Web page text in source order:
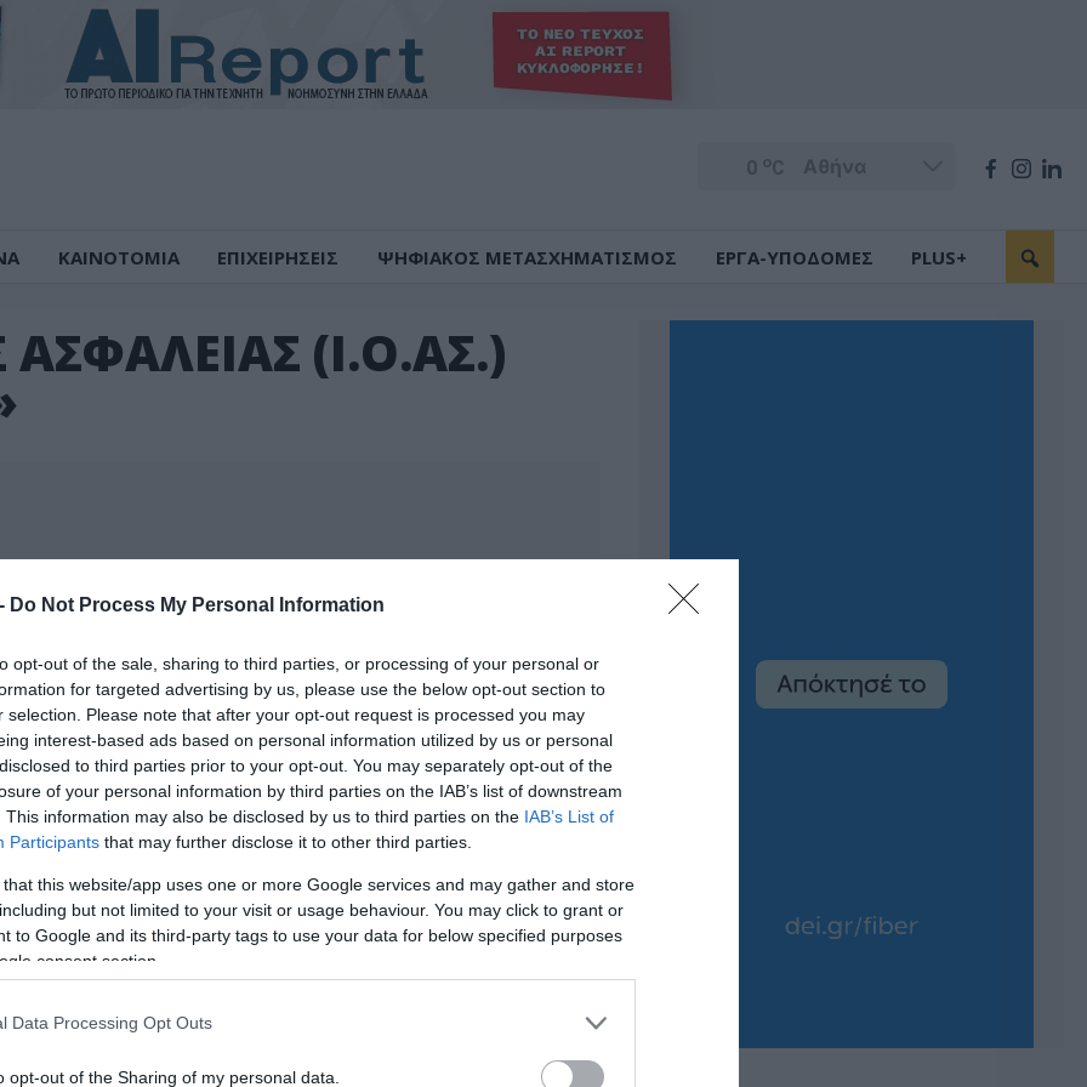
Do Not Process My Personal Information
opt-out of the sale, sharing to third parties, or processing of your personal or
for targeted advertising by us, please use the below opt-out section to
selection. Please note that after your opt-out request is processed you may
interest-based ads based on personal information utilized by us or personal
to third parties prior to your opt-out. You may separately opt-out of the
of your personal information by third parties on the IAB’s list of downstream
This information may also be disclosed by us to third parties on the IAB’s List of
Participants that may further disclose it to other third parties.
that this website/app uses one or more Google services and may gather and store
but not limited to your visit or usage behaviour. You may click to grant or
to Google and its third-party tags to use your data for below specified purposes
consent section.
Data Processing Opt Outs
opt-out of the Sharing of my personal data.
0 oC
ΚΑΙΝΟΤΟΜΙΑ ΕΠΙΧΕΙΡΗΣΕΙΣ ΨΗΦΙΑΚΟΣ ΜΕΤΑΣΧΗΜΑΤΙΣΜΟΣ ΕΡΓΑ-ΥΠΟΔΟΜΕΣ PLUS+
(Ι.Ο.ΑΣ.)